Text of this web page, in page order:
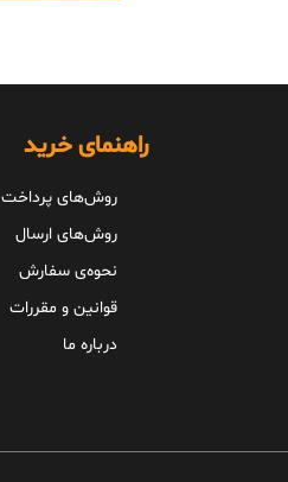
راهنمای خرید
روش‌های پرداخت
روش‌های ارسال
نحوه‌ی سفارش
قوانین و مقررات
درباره ما